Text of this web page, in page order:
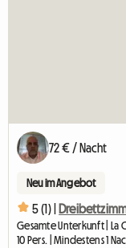
72 € / Nacht
Neu im Angebot
5 (1) |
Gesamte Unterkunft | La
10 Pers. | Mindestens 1